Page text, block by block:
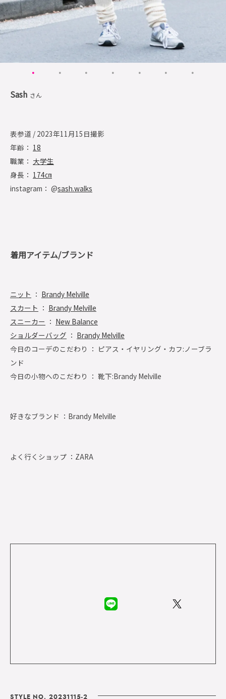
Sash さん
表参道 / 2023年11月15日撮影
年齢： 18
職業： 大学生
身長： 174㎝
instagram： @sash.walks
着用アイテム/ブランド
ニット ： Brandy Melville
スカート ： Brandy Melville
スニーカー ： New Balance
ショルダーバッグ ： Brandy Melville
今日のコーデのこだわり ： ピアス・イヤリング・カフ:ノーブラ
ンド
今日の小物へのこだわり ： 靴下:Brandy Melville
好きなブランド ： Brandy Melville
よく行くショップ ： ZARA
STYLE NO. 20231115-2